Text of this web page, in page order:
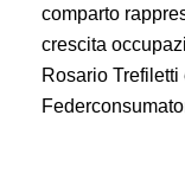
comparto
crescita
Rosario